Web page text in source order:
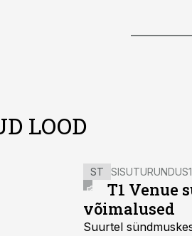
LOOD
ST SISUTURUNDUS
T1 Venue
võimalused
Suurtel